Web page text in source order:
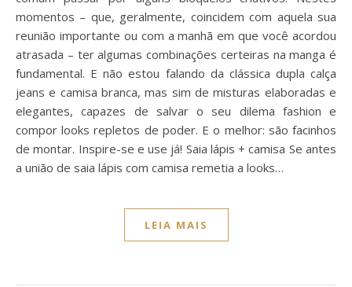
momentos – que, geralmente, coincidem com aquela sua
reunião importante ou com a manhã em que você acordou
atrasada – ter algumas combinações certeiras na manga é
fundamental. E não estou falando da clássica dupla calça
jeans e camisa branca, mas sim de misturas elaboradas e
elegantes, capazes de salvar o seu dilema fashion e
compor looks repletos de poder. E o melhor: são facinhos
de montar. Inspire-se e use já! Saia lápis + camisa Se antes
a união de saia lápis com camisa remetia a looks…
LEIA MAIS